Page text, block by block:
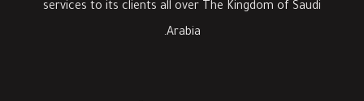
services to its clients all over The Kingdom of Saudi
Arabia.